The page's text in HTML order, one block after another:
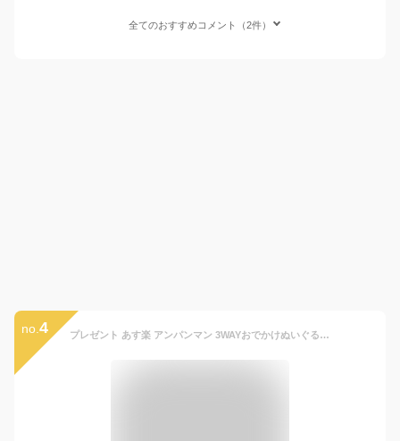
全てのおすすめコメント（2件）
no. 4 プレゼント あす楽 アンパンマン 3WAYおでかけぬいぐるみリュック